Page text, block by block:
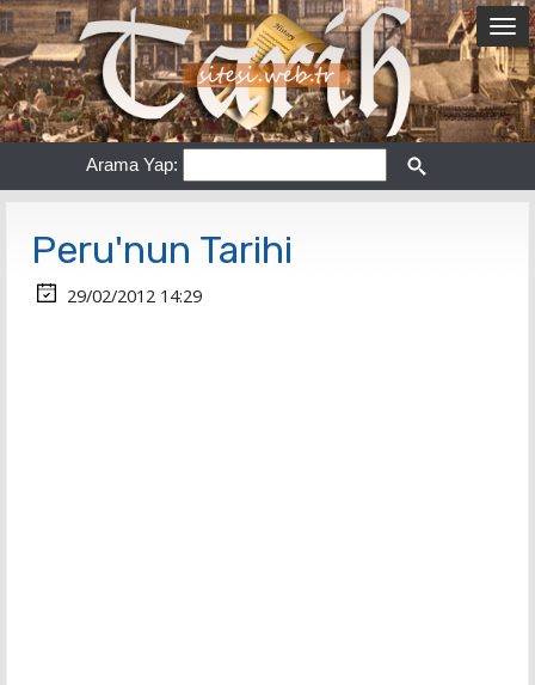
Arama Yap:
Peru'nun Tarihi
29/02/2012 14:29